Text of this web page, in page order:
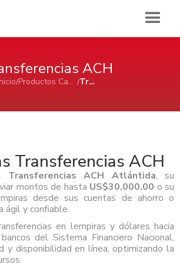
Atlántida
Atlántida
Depósitos Atlántida
Atlántida
Atlántida
Atlántida
Atlántida
Atención
Pyme
Atlántida Pyme
Atlántida Pyme
Atlántida Pyme
Crédito
Atlántida
Management
Crédito
ACH
Productos Cash Management Transferencias ACH
Transferencias ACH
Transferencias ACH Atlántida, su
montos de hasta US$30,000.00 o su
desde sus cuentas de ahorro o
ágil y confiable.
en lempiras y dólares hacia
del Sistema Financiero Nacional,
y disponibilidad en línea, optimizando la